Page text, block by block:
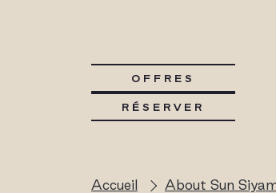
OFFRES
RÉSERVER
Accueil About Sun